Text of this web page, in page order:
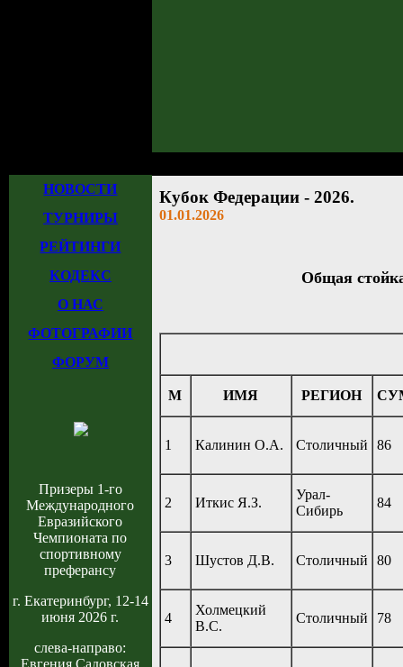
НОВОСТИ
ТУРНИРЫ
РЕЙТИНГИ
КОДЕКС
О НАС
ФОТОГРАФИИ
ФОРУМ
Призеры 1-го
Международного
Евразийского
Чемпионата по
спортивному
преферансу
г. Екатеринбург, 12-14
июня 2026 г.
слева-направо:
Евгения Садовская
Кубок Федерации - 2026.
01.01.2026
Общая
М ИМЯ РЕГИОН
1 Калинин О.А. Столичный 86
2 Иткис Я.З.
Урал-
Сибирь
84
3 Шустов Д.В. Столичный 80
4
Холмецкий
В.С.
Столичный 78